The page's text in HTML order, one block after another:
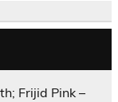
Frijid Pink –